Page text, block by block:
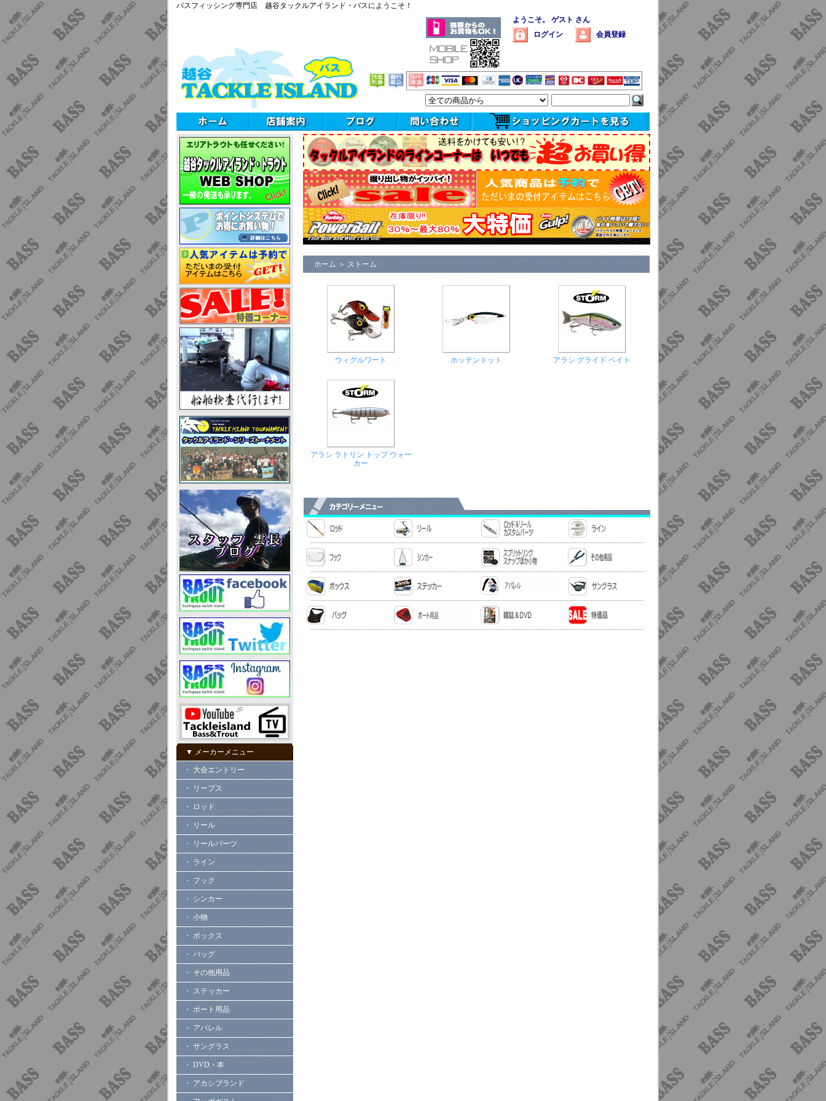
バスフィッシング専門店 越谷タックルアイランド・バスにようこそ！
ようこそ。 ゲスト さん
ログイン
会員登録
▼ メーカーメニュー
・ 大会エントリー
・ リープス
・ ロッド
・ リール
・ リールパーツ
・ ライン
・ フック
・ シンカー
・ 小物
・ ボックス
・ バッグ
・ その他用品
・ ステッカー
・ ボート用品
・ アパレル
・ サングラス
・ DVD・本
・ アカシブランド
ホーム ＞ ストーム
ウィグルワート ホッテントット アラシ グライド ベイト
アラシ ラトリン トップ ウォー
カー